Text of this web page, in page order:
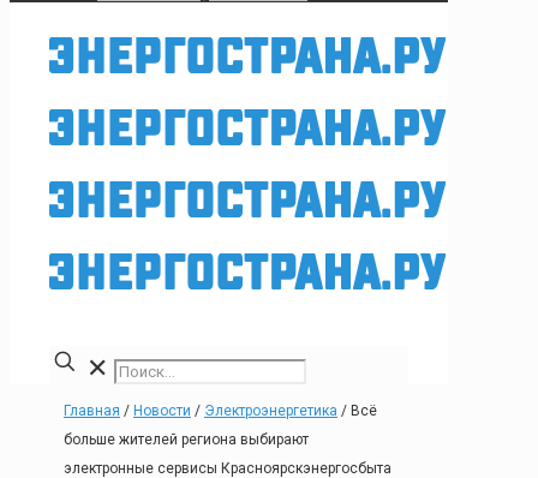
✕
Главная / Новости / Электроэнергетика / Всё
больше жителей региона выбирают
электронные сервисы Красноярскэнергосбыта